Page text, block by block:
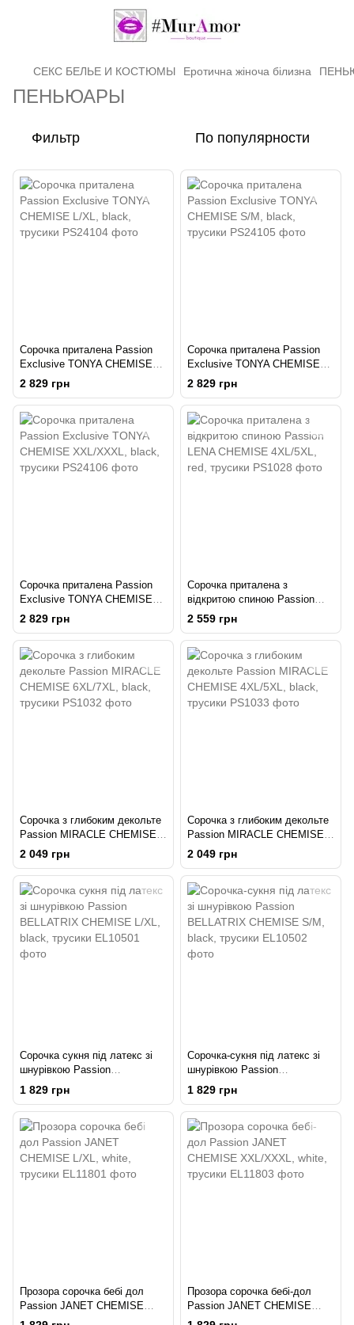
СЕКС БЕЛЬЕ И КОСТЮМЫ Еротична жіноча білизна
ПЕНЬЮАРЫ
Фильтр По популярности
Сорочка приталена Passion
Exclusive TONYA CHEMISE
L/XL, black, трусики
2 829 грн
Сорочка приталена Passion
Exclusive TONYA CHEMISE
S/M, black, трусики
2 829 грн
Сорочка приталена Passion
Exclusive TONYA CHEMISE
XXL/XXXL, black, трусики
2 829 грн
Сорочка приталена з
відкритою спиною Passion
LENA CHEMISE 4XL/5XL, red,
2 559 грн
Сорочка з глибоким декольте
Passion MIRACLE CHEMISE
6XL/7XL, black, трусики
2 049 грн
Сорочка з глибоким декольте
Passion MIRACLE CHEMISE
4XL/5XL, black, трусики
2 049 грн
Сорочка сукня під латекс зі
шнурівкою Passion
BELLATRIX CHEMISE L/XL,
black, трусики
1 829 грн
Сорочка-сукня під латекс зі
шнурівкою Passion
BELLATRIX CHEMISE S/M,
black, трусики
1 829 грн
Прозора сорочка бебі дол
Passion JANET CHEMISE
L/XL, white, трусики
Прозора сорочка бебі-дол
Passion JANET CHEMISE
XXL/XXXL, white, трусики